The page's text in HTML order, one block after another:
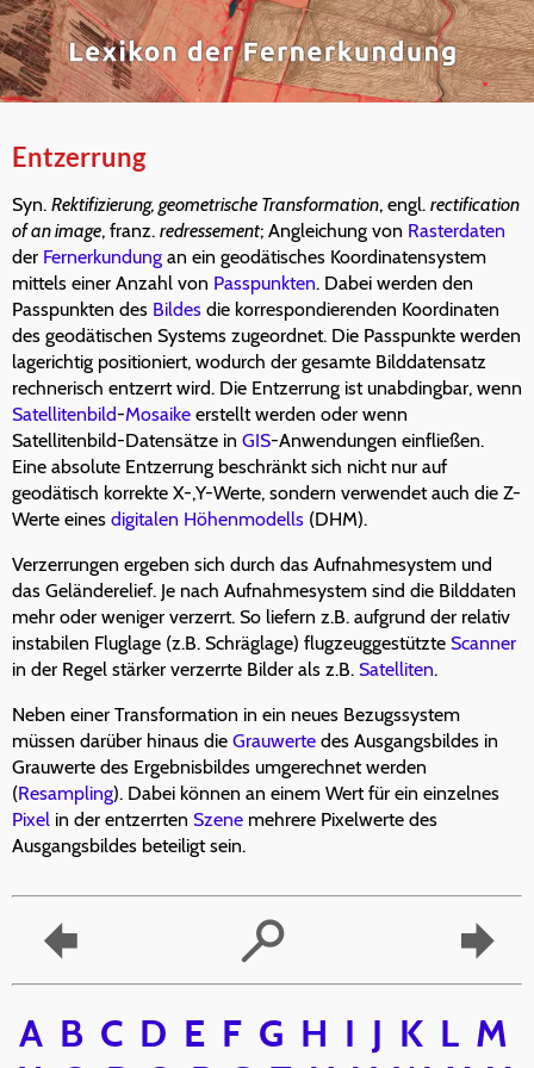
Entzerrung
Syn. Rektifizierung, geometrische Transformation, engl. rectification
of an image, franz. redressement; Angleichung von Rasterdaten
der Fernerkundung an ein geodätisches Koordinatensystem
mittels einer Anzahl von Passpunkten. Dabei werden den
Passpunkten des Bildes die korrespondierenden Koordinaten
des geodätischen Systems zugeordnet. Die Passpunkte werden
lagerichtig positioniert, wodurch der gesamte Bilddatensatz
rechnerisch entzerrt wird. Die Entzerrung ist unabdingbar, wenn
Satellitenbild-Mosaike erstellt werden oder wenn
Satellitenbild-Datensätze in GIS-Anwendungen einfließen.
Eine absolute Entzerrung beschränkt sich nicht nur auf
geodätisch korrekte X-,Y-Werte, sondern verwendet auch die Z-
Werte eines digitalen Höhenmodells (DHM).
Verzerrungen ergeben sich durch das Aufnahmesystem und
das Geländerelief. Je nach Aufnahmesystem sind die Bilddaten
mehr oder weniger verzerrt. So liefern z.B. aufgrund der relativ
instabilen Fluglage (z.B. Schräglage) flugzeuggestützte Scanner
in der Regel stärker verzerrte Bilder als z.B. Satelliten.
Neben einer Transformation in ein neues Bezugssystem
müssen darüber hinaus die Grauwerte des Ausgangsbildes in
Grauwerte des Ergebnisbildes umgerechnet werden
(Resampling). Dabei können an einem Wert für ein einzelnes
Pixel in der entzerrten Szene mehrere Pixelwerte des
Ausgangsbildes beteiligt sein.
A B C D E F G H I J K L M